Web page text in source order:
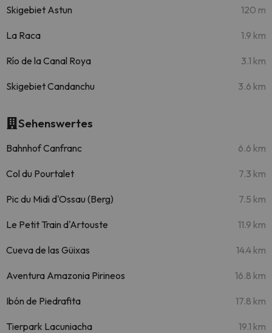
Skigebiet Astun 120 m
La Raca 1.9 km
Río de la Canal Roya 3.1 km
Skigebiet Candanchu 3.6 km
Sehenswertes
Bahnhof Canfranc 6.6 km
Col du Pourtalet 7.3 km
Pic du Midi d'Ossau (Berg) 7.5 km
Le Petit Train d'Artouste 11.9 km
Cueva de las Güixas 14.4 km
Aventura Amazonia Pirineos 16.8 km
Ibón de Piedrafita 17.8 km
Tierpark Lacuniacha 19.1 km